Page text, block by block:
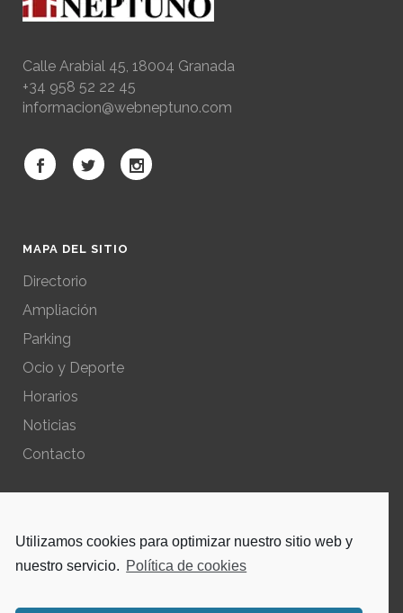
Utilizamos cookies para optimizar nuestro sitio web y
nuestro servicio. Política de cookies
Calle Arabial 45, 18004 Granada
+34 958 52 22 45
informacion@webneptuno.com
MAPA DEL SITIO
Directorio
Ampliación
Parking
Ocio y Deporte
Horarios
Noticias
Contacto
Política de privacidad – Aviso Legal